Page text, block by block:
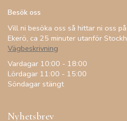
Besök oss
Vill ni besöka oss så hittar ni oss
Ekerö, ca 25 minuter utanför
Vägbeskrivning
Vardagar 10:00 - 18:00
Lördagar 11:00 - 15:00
Söndagar stängt
Nyhetsbrev